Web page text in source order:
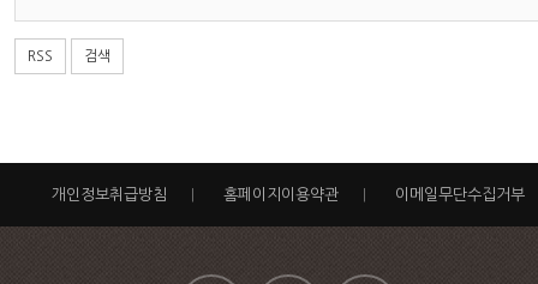
RSS 검색
개인정보취급방침 홈페이지이용약관 이메일무단수집거부